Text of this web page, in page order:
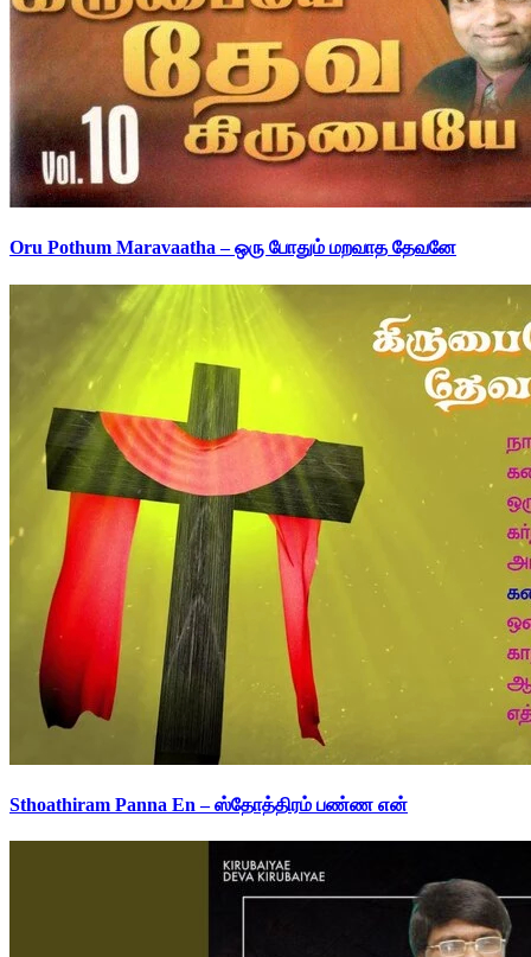
Oru Pothum Maravaatha – ஒரு போதும் மறவாத தேவனே
Sthoathiram Panna En – ஸ்தோத்திரம் பண்ண என்